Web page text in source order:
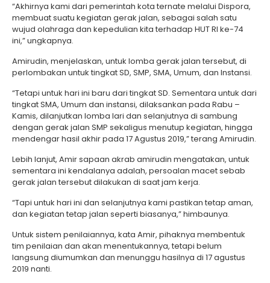
“Akhirnya kami dari pemerintah kota ternate melalui Dispora,
membuat suatu kegiatan gerak jalan, sebagai salah satu
wujud olahraga dan kepedulian kita terhadap HUT RI ke-74
ini,” ungkapnya.
Amirudin, menjelaskan, untuk lomba gerak jalan tersebut, di
perlombakan untuk tingkat SD, SMP, SMA, Umum, dan Instansi.
“Tetapi untuk hari ini baru dari tingkat SD. Sementara untuk dari
tingkat SMA, Umum dan instansi, dilaksankan pada Rabu –
Kamis, dilanjutkan lomba lari dan selanjutnya di sambung
dengan gerak jalan SMP sekaligus menutup kegiatan, hingga
mendengar hasil akhir pada 17 Agustus 2019,” terang Amirudin.
Lebih lanjut, Amir sapaan akrab amirudin mengatakan, untuk
sementara ini kendalanya adalah, persoalan macet sebab
gerak jalan tersebut dilakukan di saat jam kerja.
“Tapi untuk hari ini dan selanjutnya kami pastikan tetap aman,
dan kegiatan tetap jalan seperti biasanya,” himbaunya.
Untuk sistem penilaiannya, kata Amir, pihaknya membentuk
tim penilaian dan akan menentukannya, tetapi belum
langsung diumumkan dan menunggu hasilnya di 17 agustus
2019 nanti.